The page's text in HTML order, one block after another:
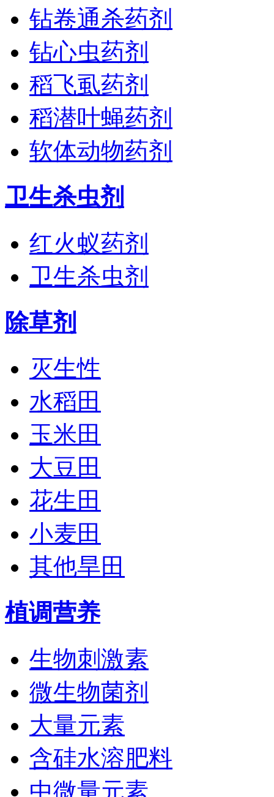
钻卷通杀药剂
钻心虫药剂
稻飞虱药剂
稻潜叶蝇药剂
软体动物药剂
卫生杀虫剂
红火蚁药剂
卫生杀虫剂
除草剂
灭生性
水稻田
玉米田
大豆田
花生田
小麦田
其他旱田
植调营养
生物刺激素
微生物菌剂
大量元素
含硅水溶肥料
中微量元素